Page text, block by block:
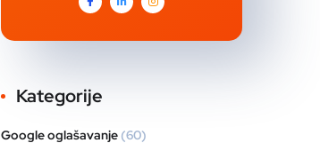
Kategorije
Google oglašavanje (60)